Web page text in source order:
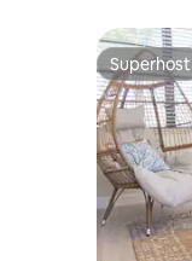
Superhost
Superhost